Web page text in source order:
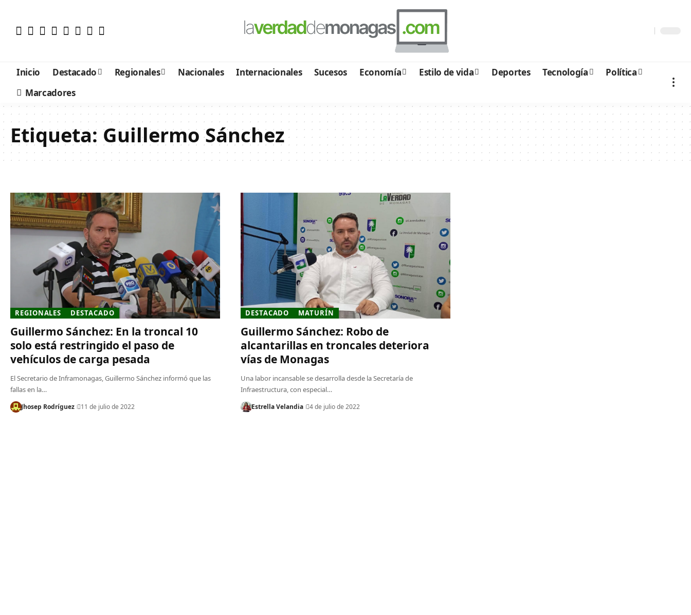
Inicio Destacado Regionales Nacionales Internacionales Sucesos Economía Estilo de vida Deportes Tecnología
Política
Marcadores
Etiqueta: Guillermo Sánchez
REGIONALES DESTACADO
Guillermo Sánchez: En la troncal 10
solo está restringido el paso de
vehículos de carga pesada
El Secretario de Inframonagas, Guillermo Sánchez informó que las
fallas en la…
Jhosep Rodríguez 11 de julio de 2022
DESTACADO MATURÍN
Guillermo Sánchez: Robo de
alcantarillas en troncales deteriora
vías de Monagas
Una labor incansable se desarrolla desde la Secretaría de
Infraestructura, con especial…
Estrella Velandia 4 de julio de 2022